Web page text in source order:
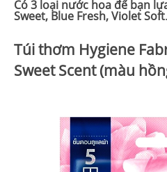
Có 3 loại nước hoa để bạn
Sweet, Blue Fresh, Violet Soft.
Túi thơm Hygiene
Sweet Scent (màu